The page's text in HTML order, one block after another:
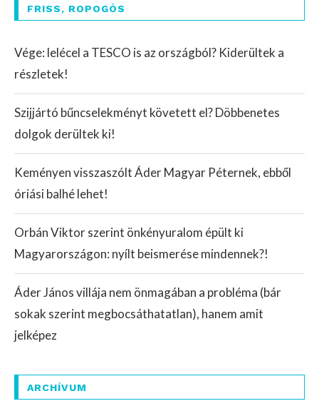
FRISS, ROPOGÓS
Vége: lelécel a TESCO is az országból? Kiderültek a
részletek!
Szijjártó bűncselekményt követett el? Döbbenetes
dolgok derültek ki!
Keményen visszaszólt Áder Magyar Péternek, ebből
óriási balhé lehet!
Orbán Viktor szerint önkényuralom épült ki
Magyarországon: nyílt beismerése mindennek?!
Áder János villája nem önmagában a probléma (bár
sokak szerint megbocsáthatatlan), hanem amit
jelképez
ARCHÍVUM